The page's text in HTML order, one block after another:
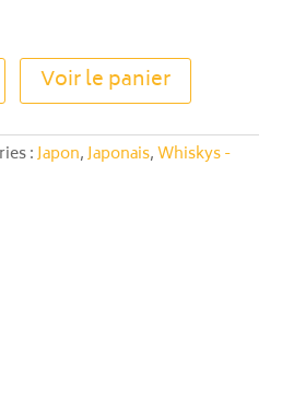
Voir le panier
A
e
r
:Japon,Japonais,Whiskys -